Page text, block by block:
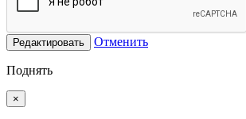
Редактировать Отменить
Поднять
×